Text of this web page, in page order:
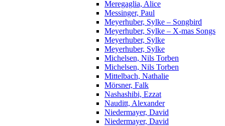
Meregaglia, Alice
Messinger, Paul
Meyerhuber, Sylke – Songbird
Meyerhuber, Sylke – X-mas Songs
Meyerhuber, Sylke
Meyerhuber, Sylke
Michelsen, Nils Torben
Michelsen, Nils Torben
Mittelbach, Nathalie
Mörsner, Falk
Nashashibi, Ezzat
Nauditt, Alexander
Niedermayer, David
Niedermayer, David